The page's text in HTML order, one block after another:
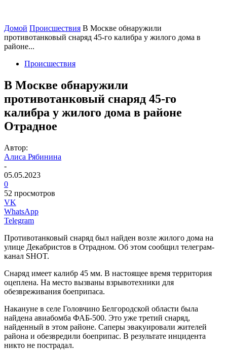
Домой Происшествия В Москве обнаружили
противотанковый снаряд 45-го калибра у жилого дома в
районе...
Происшествия
В Москве обнаружили
противотанковый снаряд 45-го
калибра у жилого дома в районе
Отрадное
Автор:
Алиса Рябинина
-
05.05.2023
0
52 просмотров
VK
WhatsApp
Telegram
Противотанковый снаряд был найден возле жилого дома на
улице Декабристов в Отрадном. Об этом сообщил телеграм-
канал SHOT.
Снаряд имеет калибр 45 мм. В настоящее время территория
оцеплена. На место вызваны взрывотехники для
обезвреживания боеприпаса.
Накануне в селе Головчино Белгородской области была
найдена авиабомба ФАБ-500. Это уже третий снаряд,
найденный в этом районе. Саперы эвакуировали жителей
района и обезвредили боеприпас. В результате инцидента
никто не пострадал.